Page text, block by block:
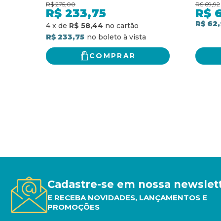
e votivas: lecionário para as
missas dos santos, dos
comuns, para diversas
necessidades e votivas
R$ 275,00
R$ 233,75
4 x de R$ 58,44
R$ 233,75
COMPRAR
R$ 69,92
R$
R$
Cadastre-se em nossa
E RECEBA NOVIDADES, LANÇAMENTOS E
PROMOÇÕES